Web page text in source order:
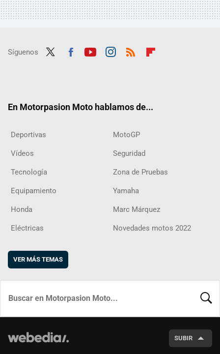
Síguenos
En Motorpasion Moto hablamos de...
Deportivas MotoGP
Vídeos Seguridad
Tecnología Zona de Pruebas
Equipamiento Yamaha
Honda Marc Márquez
Eléctricas Novedades motos 2022
VER MÁS TEMAS
SUBIR